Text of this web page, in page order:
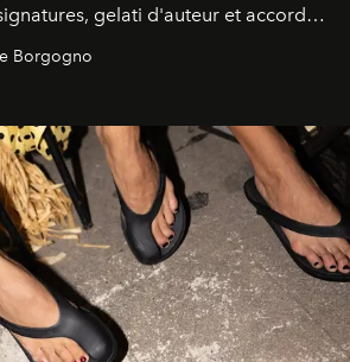
gelati d'auteur et accords
un véritable voyage sensoriel.
Borgogno